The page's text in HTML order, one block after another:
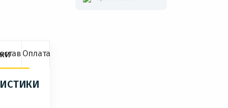
Оплата